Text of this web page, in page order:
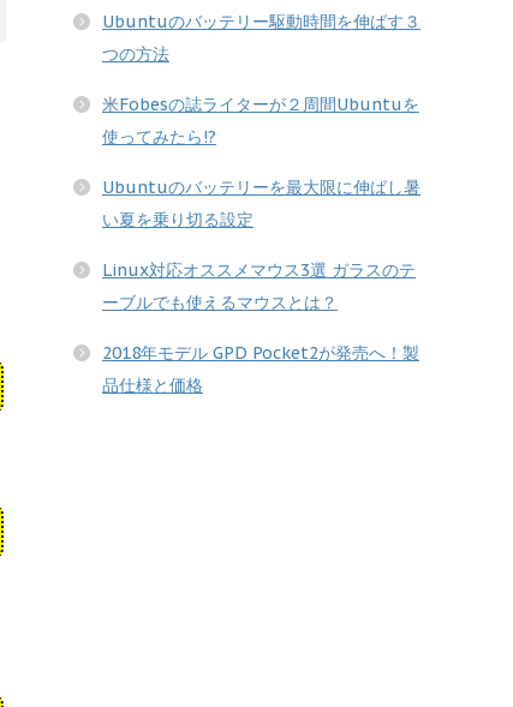
Ubuntuのバッテリー駆動時間を伸ばす３
つの方法
米Fobesの誌ライターが２周間Ubuntuを
使ってみたら!?
Ubuntuのバッテリーを最大限に伸ばし暑
い夏を乗り切る設定
Linux対応オススメマウス3選 ガラスのテ
ーブルでも使えるマウスとは？
2018年モデル GPD Pocket2が発売へ！製
品仕様と価格